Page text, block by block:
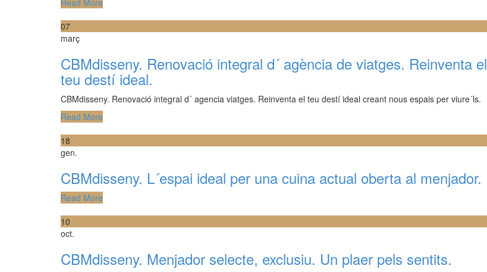
Read More
07
març
CBMdisseny. Renovació integral d´ agència de viatges. Reinventa el
teu destí ideal.
CBMdisseny. Renovació integral d´ agencia viatges. Reinventa el teu destí ideal creant nous espais per viure´ls.
Read More
18
gen.
CBMdisseny. L´espai ideal per una cuina actual oberta al menjador.
Read More
10
oct.
CBMdisseny. Menjador selecte, exclusiu. Un plaer pels sentits.